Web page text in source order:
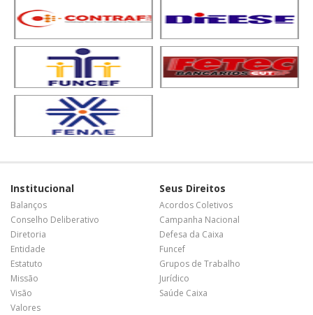
Institucional
Balanços
Conselho Deliberativo
Diretoria
Entidade
Estatuto
Missão
Visão
Valores
Seus Direitos
Acordos Coletivos
Campanha Nacional
Defesa da Caixa
Funcef
Grupos de Trabalho
Jurídico
Saúde Caixa